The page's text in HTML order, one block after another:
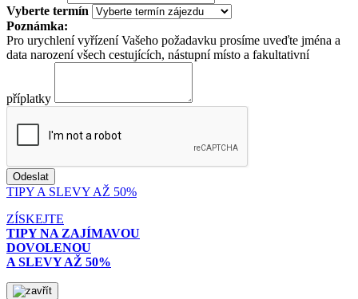
Vyberte termín
Poznámka:
Pro urychlení vyřízení Vašeho požadavku prosíme uveďte jména a
data narození všech cestujících, nástupní místo a fakultativní
příplatky
TIPY A SLEVY AŽ 50%
ZÍSKEJTE
TIPY NA ZAJÍMAVOU
DOVOLENOU
A SLEVY AŽ 50%